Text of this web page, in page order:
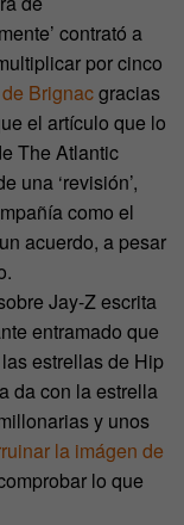
contrató a
por cinco
Brignacgracias
el artículo que lo
The Atlantic
una ‘revisión’,
como el
acuerdo, a pesar
Jay-Z escrita
entramado que
estrellas de Hip
da con la estrella
y unos
la imágen de
lo que